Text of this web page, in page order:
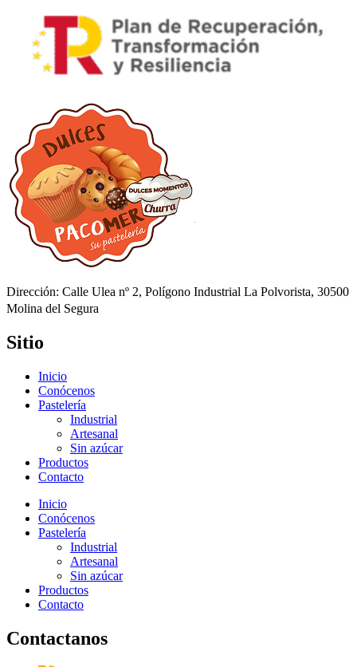
Dirección: Calle Ulea nº 2, Polígono Industrial La Polvorista, 30500
Molina del Segura
Sitio
Inicio
Conócenos
Pastelería
Industrial
Artesanal
Sin azúcar
Productos
Contacto
Inicio
Conócenos
Pastelería
Industrial
Artesanal
Sin azúcar
Productos
Contacto
Contactanos